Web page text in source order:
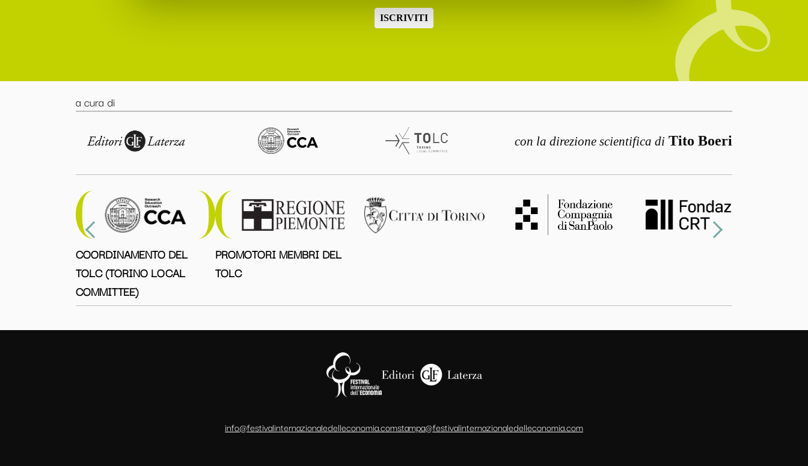
ISCRIVITI
a cura di
con la direzione scientifica di Tito Boeri
COORDINAMENTO DEL
TOLC (TORINO LOCAL
COMMITTEE)
PROMOTORI MEMBRI DEL
TOLC
info@festivalinternazionaledelleconomia.comstampa@festivalinternazionaledelleconomia.com